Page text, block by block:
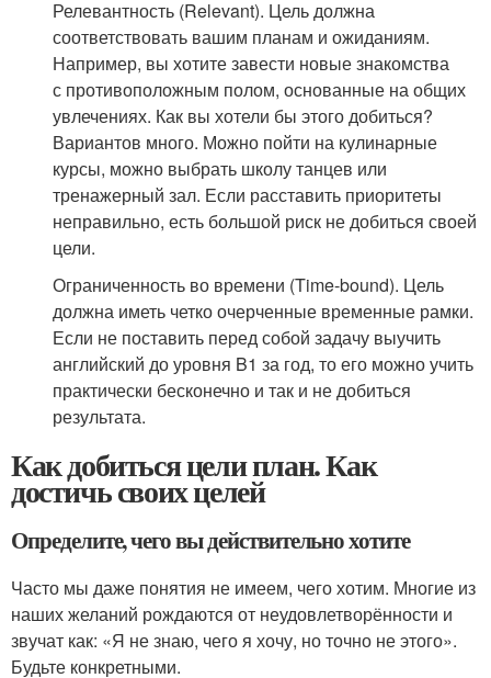
Релевантность (Relevant). Цель должна
соответствовать вашим планам и ожиданиям.
Например, вы хотите завести новые знакомства
с противоположным полом, основанные на общих
увлечениях. Как вы хотели бы этого добиться?
Вариантов много. Можно пойти на кулинарные
курсы, можно выбрать школу танцев или
тренажерный зал. Если расставить приоритеты
неправильно, есть большой риск не добиться своей
цели.
Ограниченность во времени (Time-bound). Цель
должна иметь четко очерченные временные рамки.
Если не поставить перед собой задачу выучить
английский до уровня B1 за год, то его можно учить
практически бесконечно и так и не добиться
результата.
Как добиться цели план. Как
достичь своих целей
Определите, чего вы действительно хотите
Часто мы даже понятия не имеем, чего хотим. Многие из
наших желаний рождаются от неудовлетворённости и
звучат как: «Я не знаю, чего я хочу, но точно не этого».
Будьте конкретными.